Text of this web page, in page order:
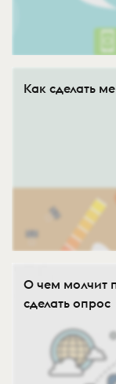
Как сделать
О чем молчит
сделать опрос